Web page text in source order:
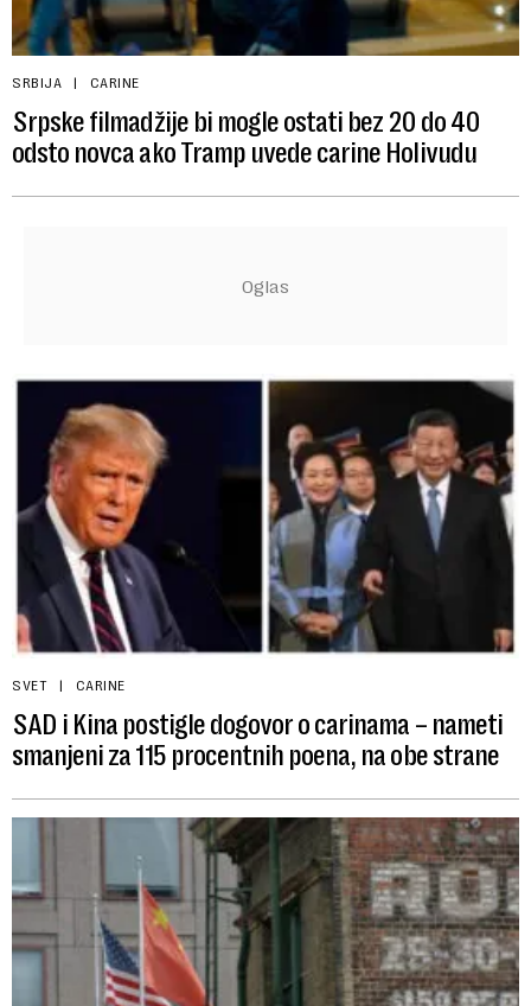
SRBIJA CARINE
Srpske filmadžije bi mogle ostati bez 20 do 40
odsto novca ako Tramp uvede carine Holivudu
SVET CARINE
SAD i Kina postigle dogovor o carinama – nameti
smanjeni za 115 procentnih poena, na obe strane